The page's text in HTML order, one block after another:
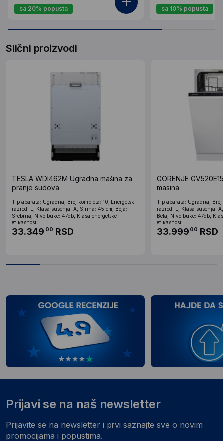
sa 20% popusta
sa 10% popusta
Slični proizvodi
TESLA WDI462M Ugradna mašina za
pranje sudova
Tip aparata: Ugradna, Broj kompleta: 10, Energetski
razred: E, Klasa susenja: A, Sirina: 45 cm, Boja:
Srebrna, Nivo buke: 47db, Klasa energetske
efikasnosti:...
33.349 00 RSD
GORENJE
masina
Tip aparata: Ugradna, Broj
razred: E, Klasa susenja:
Bela, Nivo buke: 47db,
efikasnosti:...
33.999 00 RSD
Prijavi se na naš newsletter
Prijavite se na newsletter i prvi saznajte sve o novim
promocijama i popustima.